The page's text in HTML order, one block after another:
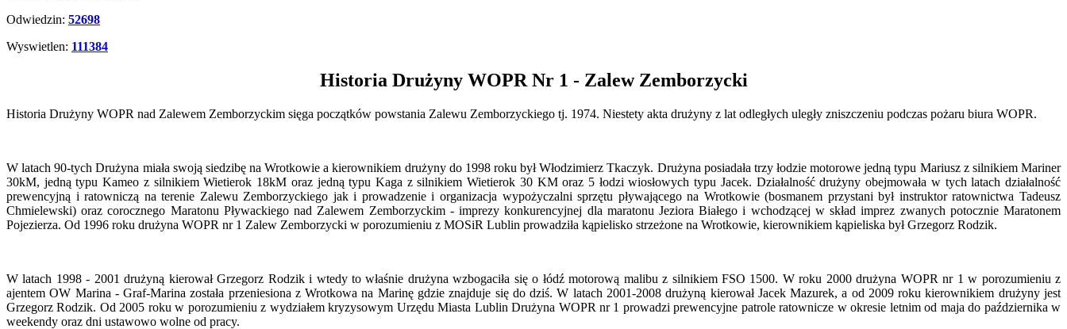
Odwiedzin: 52698
Wyswietlen: 111384
Historia Drużyny WOPR Nr 1 - Zalew Zemborzycki
Historia Drużyny WOPR nad Zalewem Zemborzyckim sięga początków powstania Zalewu Zemborzyckiego tj. 1974. Niestety akta drużyny z lat odległych uległy zniszczeniu podczas pożaru biura WOPR.
W latach 90-tych Drużyna miała swoją siedzibę na Wrotkowie a kierownikiem drużyny do 1998 roku był Włodzimierz Tkaczyk. Drużyna posiadała trzy łodzie motorowe jedną typu Mariusz z silnikiem Mariner
30kM, jedną typu Kameo z silnikiem Wietierok 18kM oraz jedną typu Kaga z silnikiem Wietierok 30 KM oraz 5 łodzi wiosłowych typu Jacek. Działalność drużyny obejmowała w tych latach działalność
prewencyjną i ratowniczą na terenie Zalewu Zemborzyckiego jak i prowadzenie i organizacja wypożyczalni sprzętu pływającego na Wrotkowie (bosmanem przystani był instruktor ratownictwa Tadeusz
Chmielewski) oraz corocznego Maratonu Pływackiego nad Zalewem Zemborzyckim - imprezy konkurencyjnej dla maratonu Jeziora Białego i wchodzącej w skład imprez zwanych potocznie Maratonem
Pojezierza. Od 1996 roku drużyna WOPR nr 1 Zalew Zemborzycki w porozumieniu z MOSiR Lublin prowadziła kąpielisko strzeżone na Wrotkowie, kierownikiem kąpieliska był Grzegorz Rodzik.
W latach 1998 - 2001 drużyną kierował Grzegorz Rodzik i wtedy to właśnie drużyna wzbogaciła się o łódź motorową malibu z silnikiem FSO 1500. W roku 2000 drużyna WOPR nr 1 w porozumieniu z
ajentem OW Marina - Graf-Marina została przeniesiona z Wrotkowa na Marinę gdzie znajduje się do dziś. W latach 2001-2008 drużyną kierował Jacek Mazurek, a od 2009 roku kierownikiem drużyny jest
Grzegorz Rodzik. Od 2005 roku w porozumieniu z wydziałem kryzysowym Urzędu Miasta Lublin Drużyna WOPR nr 1 prowadzi prewencyjne patrole ratownicze w okresie letnim od maja do października w
weekendy oraz dni ustawowo wolne od pracy.